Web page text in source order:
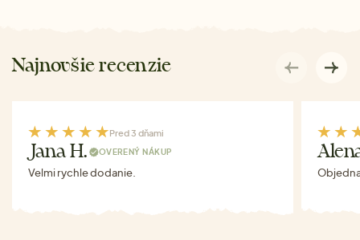
Najnovšie recenzie
Pred 3 dňami
Jana H. OVERENÝ NÁKUP
Velmi rychle dodanie.